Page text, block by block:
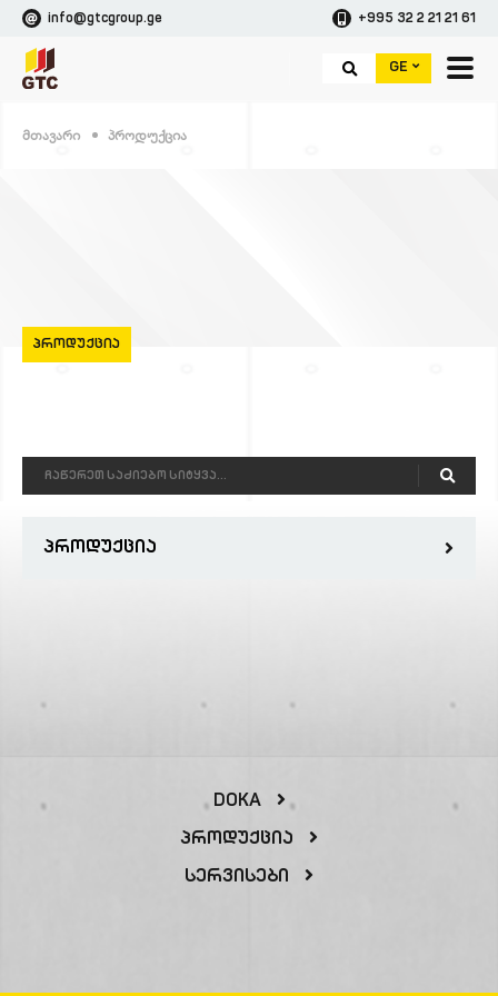
info@gtcgroup.ge +995 32 2 21 21 61
GE
Მთავარი Პროდუქცია
ᲞᲠᲝᲓᲣᲥᲪᲘᲐ
ᲞᲠᲝᲓᲣᲥᲪᲘᲐ
DOKA
Პროდუქცია
Სერვისები